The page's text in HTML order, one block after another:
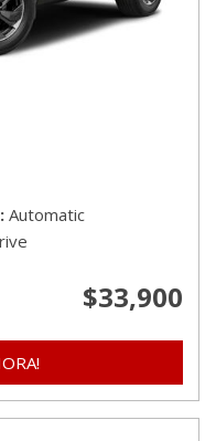
Automatic
$33,900